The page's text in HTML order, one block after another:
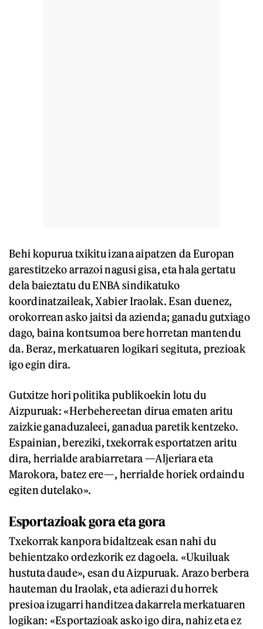
Behi kopurua txikitu izana aipatzen da Europan
garestitzeko arrazoi nagusi gisa, eta hala gertatu
dela baieztatu du ENBA sindikatuko
koordinatzaileak, Xabier Iraolak. Esan duenez,
orokorrean asko jaitsi da azienda; ganadu gutxiago
dago, baina kontsumoa bere horretan mantendu
da. Beraz, merkatuaren logikari segituta, prezioak
igo egin dira.
Gutxitze hori politika publikoekin lotu du
Aizpuruak: «Herbehereetan dirua ematen aritu
zaizkie ganaduzaleei, ganadua paretik kentzeko.
Espainian, bereziki, txekorrak esportatzen aritu
dira, herrialde arabiarretara —Aljeriara eta
Marokora, batez ere—, herrialde horiek ordaindu
egiten dutelako».
Esportazioak gora eta gora
Txekorrak kanpora bidaltzeak esan nahi du
behientzako ordezkorik ez dagoela. «Ukuiluak
hustuta daude», esan du Aizpuruak. Arazo berbera
hauteman du Iraolak, eta adierazi du horrek
presioa izugarri handitzea dakarrela merkatuaren
logikan: «Esportazioak asko igo dira, nahiz eta ez